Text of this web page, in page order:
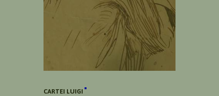
CARTEI LUIGI